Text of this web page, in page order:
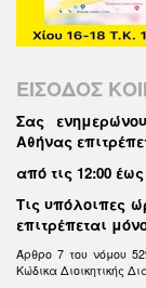
ΕΙΣΟΔΟΣ
Σας
Αθήνας
από τις 12:00 έως
Τις υπόλοιπες
επιτρέπεται
Άρθρο 7 του νόμου
Κώδικα Διοικητικής